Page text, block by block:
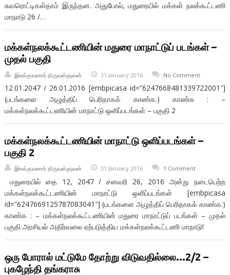
சுவரொட்டிகள்தாம் இருந்தன. அதுபோல், மதுரையில் மக்கள் நலக்கூட்டணி
மாநாடு 26 /…
மக்கள்நலக்கூட்டணியின் மதுரை மாநாட்டுப் படங்கள் –
முதல் பகுதி
இலக்குவனார் திருவள்ளுவன் 31 January 2016 No Comment
12.01.2047 / 26.01.2016 [embpicasa id=”6247668481339722001″]
(படங்களை அழுத்திப் பெரிதாகக் காண்க.) காண்க : –
மக்கள்நலக்கூட்டணியின் மாநாட்டு ஒளிப்படங்கள் – பகுதி 2
மக்கள்நலக்கூட்டணியின் மாநாட்டு ஒளிப்படங்கள் –
பகுதி 2
இலக்குவனார் திருவள்ளுவன் 31 January 2016 1 Comment
மதுரையில் தை 12, 2047 / சனவரி 26, 2016 அன்று நடைபெற்ற
மக்கள்நலக்கூட்டணியின் மாநாட்டு ஒளிப்படங்கள் [embpicasa
id=”6247669125787083041″] (படங்களை அழுத்திப் பெரிதாகக் காண்க.)
காண்க : – மக்கள்நலக்கூட்டணியின் மதுரை மாநாட்டுப் படங்கள் – முதல்
பகுதி அரசியல் அதிர்வலை ஏற்படுத்திய மக்கள்நலக்கூட்டணி மாநாடு!
ஒரு போரால் மட்டுமே தோற்று விடுவதில்லை…2/2 –
புகழேந்தி தங்கராசு